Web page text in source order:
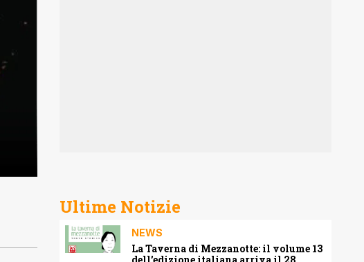
Ultime Notizie
NEWS
La Taverna di Mezzanotte: il volume 13